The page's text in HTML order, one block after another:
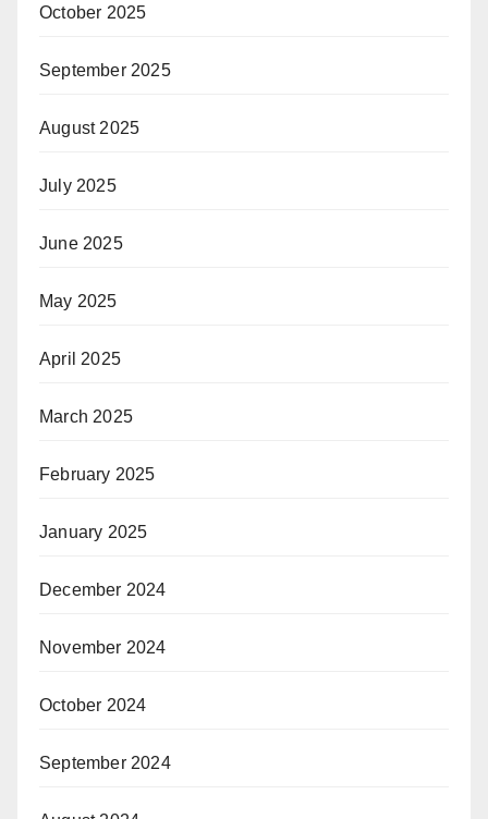
October 2025
September 2025
August 2025
July 2025
June 2025
May 2025
April 2025
March 2025
February 2025
January 2025
December 2024
November 2024
October 2024
September 2024